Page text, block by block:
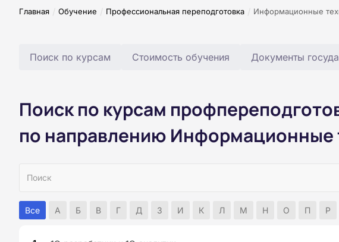
Главная / Обучение / Профессиональная переподготовка / Информационные
Поиск по курсам Стоимость обучения Документы
Поиск по курсам
по направлению Информационные
Все А Б В Г Д З И К Л М Н О П Р